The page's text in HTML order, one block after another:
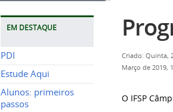
EM DESTAQUE
PDI
Estude Aqui
Alunos: primeiros
passos
Criado: Quinta,
Março de 2019,
O IFSP